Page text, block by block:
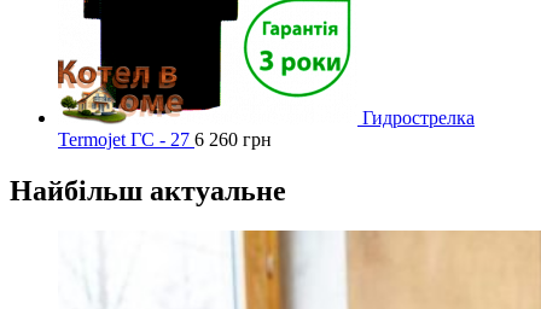
Гидрострелка
Termojet ГС - 27 6 260 грн
Найбільш актуальне